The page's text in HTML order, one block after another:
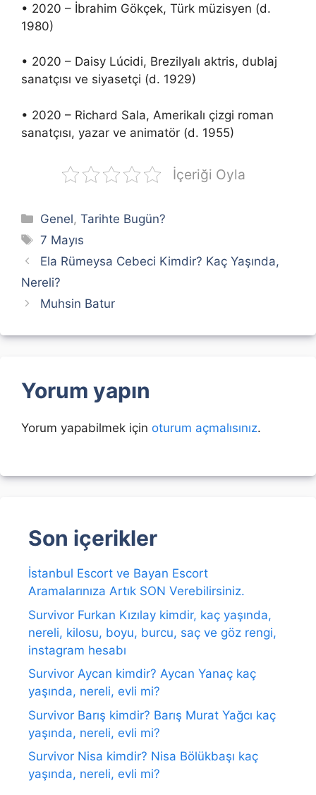
• 2020 – İbrahim Gökçek, Türk müzisyen (d.
1980)
• 2020 – Daisy Lúcidi, Brezilyalı aktris, dublaj
sanatçısı ve siyasetçi (d. 1929)
• 2020 – Richard Sala, Amerikalı çizgi roman
sanatçısı, yazar ve animatör (d. 1955)
İçeriği Oyla
Kategoriler
Genel,Tarihte Bugün?
Etiketler
7 Mayıs
Ela Rümeysa Cebeci Kimdir? Kaç Yaşında,
Nereli?
Muhsin Batur
Yorum yapın
Yorum yapabilmek için oturum açmalısınız.
Son içerikler
İstanbul Escort ve Bayan Escort
Aramalarınıza Artık SON Verebilirsiniz.
Survivor Furkan Kızılay kimdir, kaç yaşında,
nereli, kilosu, boyu, burcu, saç ve göz rengi,
instagram hesabı
Survivor Aycan kimdir? Aycan Yanaç kaç
yaşında, nereli, evli mi?
Survivor Barış kimdir? Barış Murat Yağcı kaç
yaşında, nereli, evli mi?
Survivor Nisa kimdir? Nisa Bölükbaşı kaç
yaşında, nereli, evli mi?